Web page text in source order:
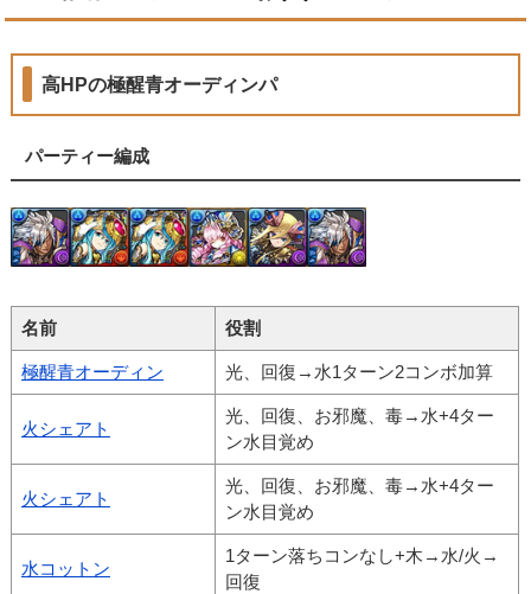
高HPの極醒青オーディンパ
パーティー編成
名前 役割
極醒青オーディン 光、回復→水1ターン2コンボ加算
火シェアト
光、回復、お邪魔、毒→水+4ター
ン水目覚め
火シェアト
光、回復、お邪魔、毒→水+4ター
ン水目覚め
水コットン
1ターン落ちコンなし+木→水/火→
回復